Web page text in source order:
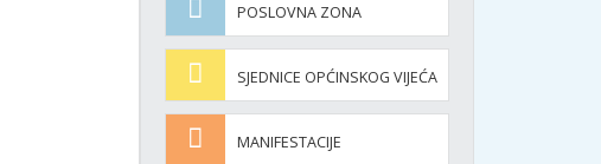
POSLOVNA ZONA
SJEDNICE OPĆINSKOG VIJEĆA
MANIFESTACIJE